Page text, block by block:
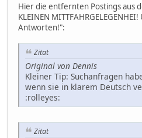
Hier die entfernten Postings aus
KLEINEN
Antworten!":
Zitat
Original von Dennis
Kleiner Tip: Suchanfragen
wenn sie in klarem Deutsch
:rolleyes:
Zitat